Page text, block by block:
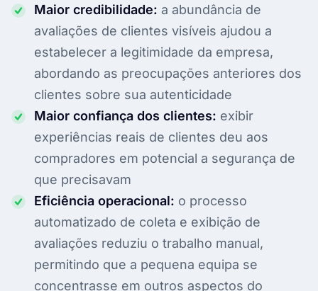
Maior credibilidade: a abundância de
avaliações de clientes visíveis ajudou a
estabelecer a legitimidade da empresa,
abordando as preocupações anteriores dos
clientes sobre sua autenticidade
Maior confiança dos clientes: exibir
experiências reais de clientes deu aos
compradores em potencial a segurança de
que precisavam
Eficiência operacional: o processo
automatizado de coleta e exibição de
avaliações reduziu o trabalho manual,
permitindo que a pequena equipa se
concentrasse em outros aspectos do